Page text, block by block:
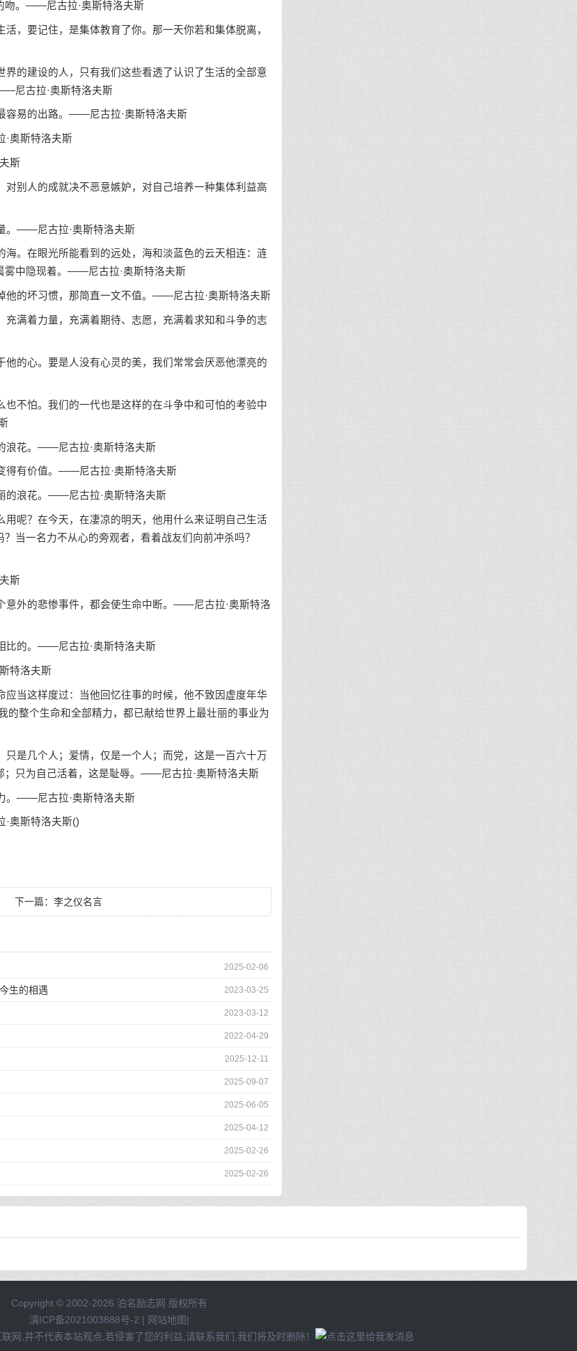
吻。——尼古拉·奥斯特洛夫斯
，要记住，是集体教育了你。那一天你若和集体脱离，
的建设的人，只有我们这些看透了认识了生活的全部意
尼古拉·奥斯特洛夫斯
容易的出路。——尼古拉·奥斯特洛夫斯
奥斯特洛夫斯
斯
别人的成就决不恶意嫉妒，对自己培养一种集体利益高
。——尼古拉·奥斯特洛夫斯
。在眼光所能看到的远处，海和淡蓝色的云天相连：涟
雾中隐现着。——尼古拉·奥斯特洛夫斯
的坏习惯，那简直一文不值。——尼古拉·奥斯特洛夫斯
满着力量，充满着期待、志愿，充满着求知和斗争的志
的心。要是人没有心灵的美，我们常常会厌恶他漂亮的
不怕。我们的一代也是这样的在斗争中和可怕的考验中
浪花。——尼古拉·奥斯特洛夫斯
得有价值。——尼古拉·奥斯特洛夫斯
的浪花。——尼古拉·奥斯特洛夫斯
呢？在今天，在凄凉的明天，他用什么来证明自己生活
当一名力不从心的旁观者，看着战友们向前冲杀吗？
斯
外的悲惨事件，都会使生命中断。——尼古拉·奥斯特洛
比的。——尼古拉·奥斯特洛夫斯
特洛夫斯
当这样度过：当他回忆往事的时候，他不致因虚度年华
的整个生命和全部精力，都已献给世界上最壮丽的事业为
是几个人；爱情，仅是一个人；而党，这是一百六十万
；只为自己活着，这是耻辱。——尼古拉·奥斯特洛夫斯
。——尼古拉·奥斯特洛夫斯
奥斯特洛夫斯()
下一篇：李之仪名言
2025-02-06
2023-03-25
生的相遇
2023-03-12
2022-04-29
2025-12-11
2025-09-07
2025-06-05
2025-04-12
2025-02-26
2025-02-26
Copyright © 2002-2026 泊名励志网 版权所有
滇ICP备2021003888号-2 | 网站地图|
网,并不代表本站观点,若侵害了您的利益,请联系我们,我们将及时删除！